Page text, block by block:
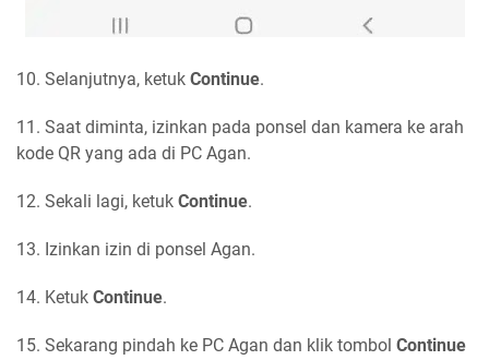
10. Selanjutnya, ketuk Continue.
11. Saat diminta, izinkan pada ponsel dan kamera ke arah
kode QR yang ada di PC Agan.
12. Sekali lagi, ketuk Continue.
13. Izinkan izin di ponsel Agan.
14. Ketuk Continue.
15. Sekarang pindah ke PC Agan dan klik tombol Continue